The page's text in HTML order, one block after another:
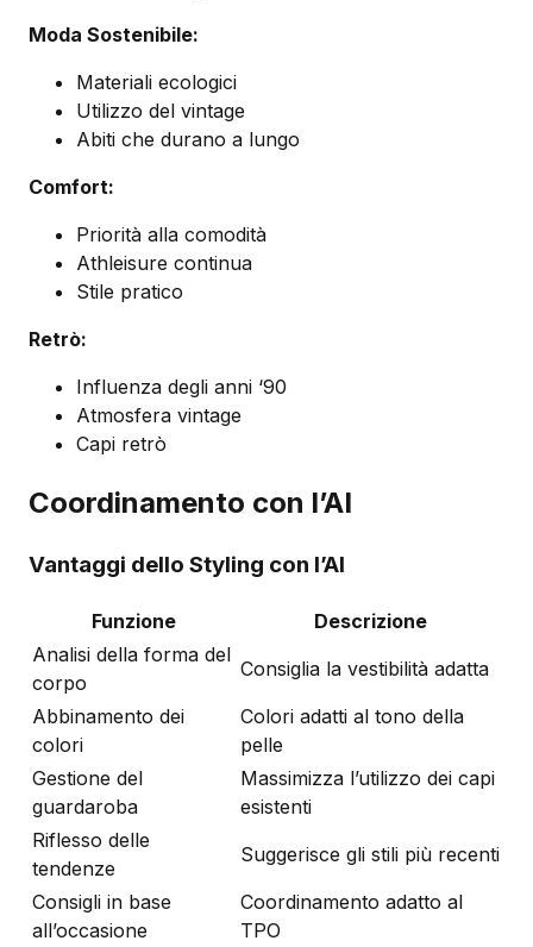
Moda Sostenibile:
Materiali ecologici
Utilizzo del vintage
Abiti che durano a lungo
Comfort:
Priorità alla comodità
Athleisure continua
Stile pratico
Retrò:
Influenza degli anni ‘90
Atmosfera vintage
Capi retrò
Coordinamento con l’AI
Vantaggi dello Styling con l’AI
Funzione
Descrizione
Analisi della forma del
corpo
Consiglia la vestibilità adatta
Abbinamento dei
colori
Colori adatti al tono della
pelle
Gestione del
guardaroba
Massimizza l’utilizzo dei capi
esistenti
Riflesso delle
tendenze
Suggerisce gli stili più recenti
Consigli in base
all’occasione
Coordinamento adatto al
TPO